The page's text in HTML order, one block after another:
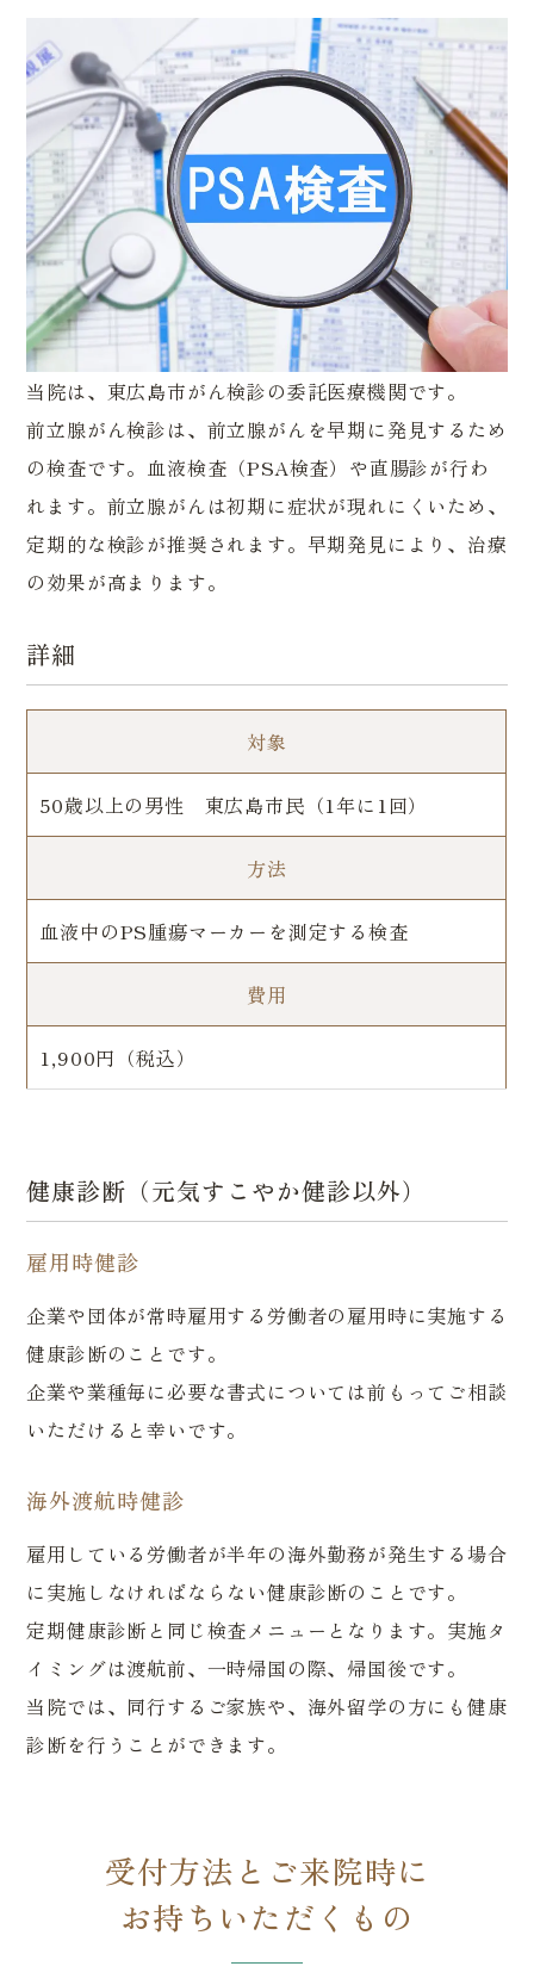
当院は、東広島市がん検診の委託医療機関です。
前立腺がん検診は、前立腺がんを早期に発見するため
の検査です。血液検査（PSA検査）や直腸診が行わ
れます。前立腺がんは初期に症状が現れにくいため、
定期的な検診が推奨されます。早期発見により、治療
の効果が高まります。
詳細
対象
50歳以上の男性 東広島市民（1年に1回）
方法
血液中のPS腫瘍マーカーを測定する検査
費用
1,900円（税込）
健康診断（元気すこやか健診以外）
雇用時健診
企業や団体が常時雇用する労働者の雇用時に実施する
健康診断のことです。
企業や業種毎に必要な書式については前もってご相談
いただけると幸いです。
海外渡航時健診
雇用している労働者が半年の海外勤務が発生する場合
に実施しなければならない健康診断のことです。
定期健康診断と同じ検査メニューとなります。実施タ
イミングは渡航前、一時帰国の際、帰国後です。
当院では、同行するご家族や、海外留学の方にも健康
診断を行うことができます。
受付方法とご来院時に
お持ちいただくもの